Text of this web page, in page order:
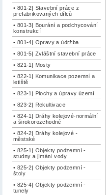
• 801-2| Stavební práce z
prefabrikovaných dílců
• 801-3| Bourání a podchycování
konstrukcí
• 801-4| Opravy a údržba
• 801-5| Zvláštní stavební práce
• 821-1| Mosty
• 822-1| Komunikace pozemní a
letiště
• 823-1| Plochy a úpravy území
• 823-2| Rekultivace
• 824-1| Dráhy kolejové-normální
a širokorozchodné
• 824-2| Dráhy kolejové -
městské
• 825-1| Objekty podzemní -
studny a jímání vody
• 825-2| Objekty podzemní -
štoly
• 825-4| Objekty podzemní -
tunely